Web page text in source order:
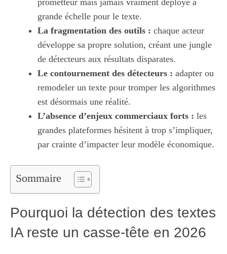
prometteur mais jamais vraiment déployé à
grande échelle pour le texte.
La fragmentation des outils : chaque acteur
développe sa propre solution, créant une jungle
de détecteurs aux résultats disparates.
Le contournement des détecteurs : adapter ou
remodeler un texte pour tromper les algorithmes
est désormais une réalité.
L’absence d’enjeux commerciaux forts : les
grandes plateformes hésitent à trop s’impliquer,
par crainte d’impacter leur modèle économique.
Sommaire
Pourquoi la détection des textes
IA reste un casse-tête en 2026